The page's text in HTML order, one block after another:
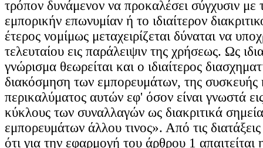
τρόπον δυνάμενον να προκαλέσει σύγχυσιν με
εμπορικήν επωνυμίαν ή το ιδιαίτερον
έτερος νομίμως μεταχειρίζεται δύναται να
τελευταίου εις παράλειψιν της χρήσεως. Ως
γνώρισμα θεωρείται και ο ιδιαίτερος
διακόσμηση των εμπορευμάτων, της συσκευής
περικαλύματος αυτών εφ' όσον είναι γνωστά
κύκλους των συναλλαγών ως διακριτικά
εμπορευμάτων άλλου τινος». Από τις
ότι για την εφαρμογή του άρθρου 1